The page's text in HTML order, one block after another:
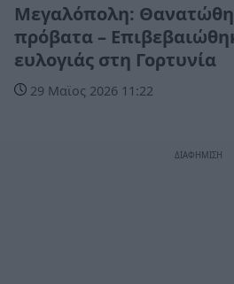
Μεγαλόπολη:
πρόβατα –
ευλογιάς στη Γορτυνία
29 Μαϊος 2026 11:22